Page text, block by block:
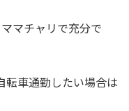
マチャリで充分で
転車通勤したい場合は